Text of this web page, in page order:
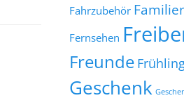
Fahrzubehör
Fernsehen
Freunde
Geschenk